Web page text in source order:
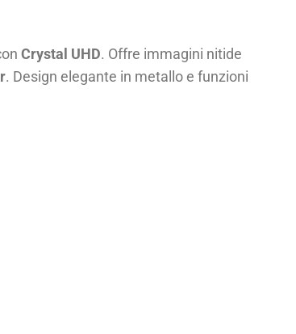
Crystal UHD. Offre immagini nitide
. Design elegante in metallo e funzioni